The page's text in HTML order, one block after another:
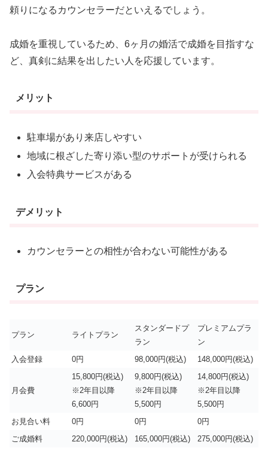
頼りになるカウンセラーだといえるでしょう。
成婚を重視しているため、6ヶ月の婚活で成婚を目指すな
ど、真剣に結果を出したい人を応援しています。
メリット
駐車場があり来店しやすい
地域に根ざした寄り添い型のサポートが受けられる
入会特典サービスがある
デメリット
カウンセラーとの相性が合わない可能性がある
プラン
プラン ライトプラン
スタンダードプ
ラン
プレミアムプラ
ン
入会登録
0円 98,000円(税込) 148,000円(税込)
月会費
15,800円(税込)
※2年目以降
6,600円
9,800円(税込)
※2年目以降
5,500円
14,800円(税込)
※2年目以降
5,500円
お見合い料
0円 0円
0円
ご成婚料
220,000円(税込) 165,000円(税込)
275,000円(税込)